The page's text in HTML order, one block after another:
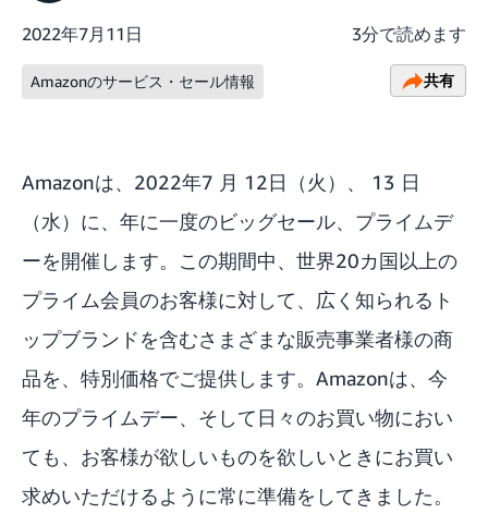
2022年7月11日 3分で読めます
Amazonのサービス・セール情報 共有
Amazonは、 2022年7 月 12日（火）、 13 日
（水）に、 年に一度のビッグセール、プライムデ
ーを開催します。この期間中、世界20カ国以上の
プライム会員のお客様に対して、広く知られるト
ップブランドを含むさまざまな販売事業者様の商
品を、特別価格でご提供します。Amazonは、今
年のプライムデー、そして日々のお買い物におい
ても、お客様が欲しいものを欲しいときにお買い
求めいただけるように常に準備をしてきました。